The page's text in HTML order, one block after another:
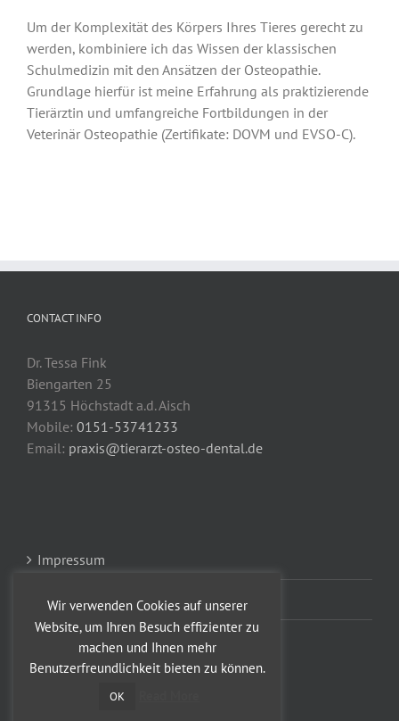
Um der Komplexität des Körpers Ihres Tieres gerecht zu
werden, kombiniere ich das Wissen der klassischen
Schulmedizin mit den Ansätzen der Osteopathie.
Grundlage hierfür ist meine Erfahrung als praktizierende
Tierärztin und umfangreiche Fortbildungen in der
Veterinär Osteopathie (Zertifikate: DOVM und EVSO-C).
CONTACT INFO
Dr. Tessa Fink
Biengarten 25
91315 Höchstadt a.d. Aisch
Mobile: 0151-53741233
Email: praxis@tierarzt-osteo-dental.de
Impressum
Datenschutz
Wir verwenden Cookies auf unserer
Website, um Ihren Besuch effizienter zu
machen und Ihnen mehr
Benutzerfreundlichkeit bieten zu können.
OK